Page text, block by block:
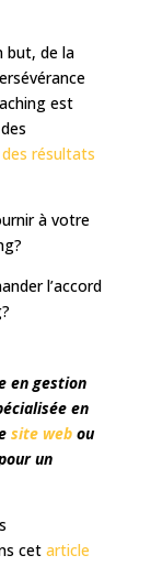
but, de la
est
résultats
à votre
l’accord
en gestion
en
site web ou
un
cet article